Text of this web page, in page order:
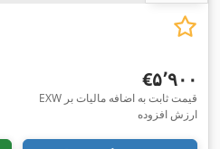
‎€۵٬۹۰۰
EXW قیمت ثابت به اضافه مالیات بر
ارزش افزوده